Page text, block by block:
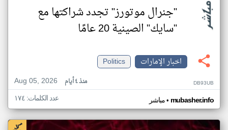
"جنرال موتورز" تجدد شراكتها مع
"سايك" الصينية 20 عامًا
اخبار الإمارات
Politics
Aug 05, 2026
منذ ٤ أيام DB93UB
مباشر• mubasher.info عدد الكلمات: ١٧٤